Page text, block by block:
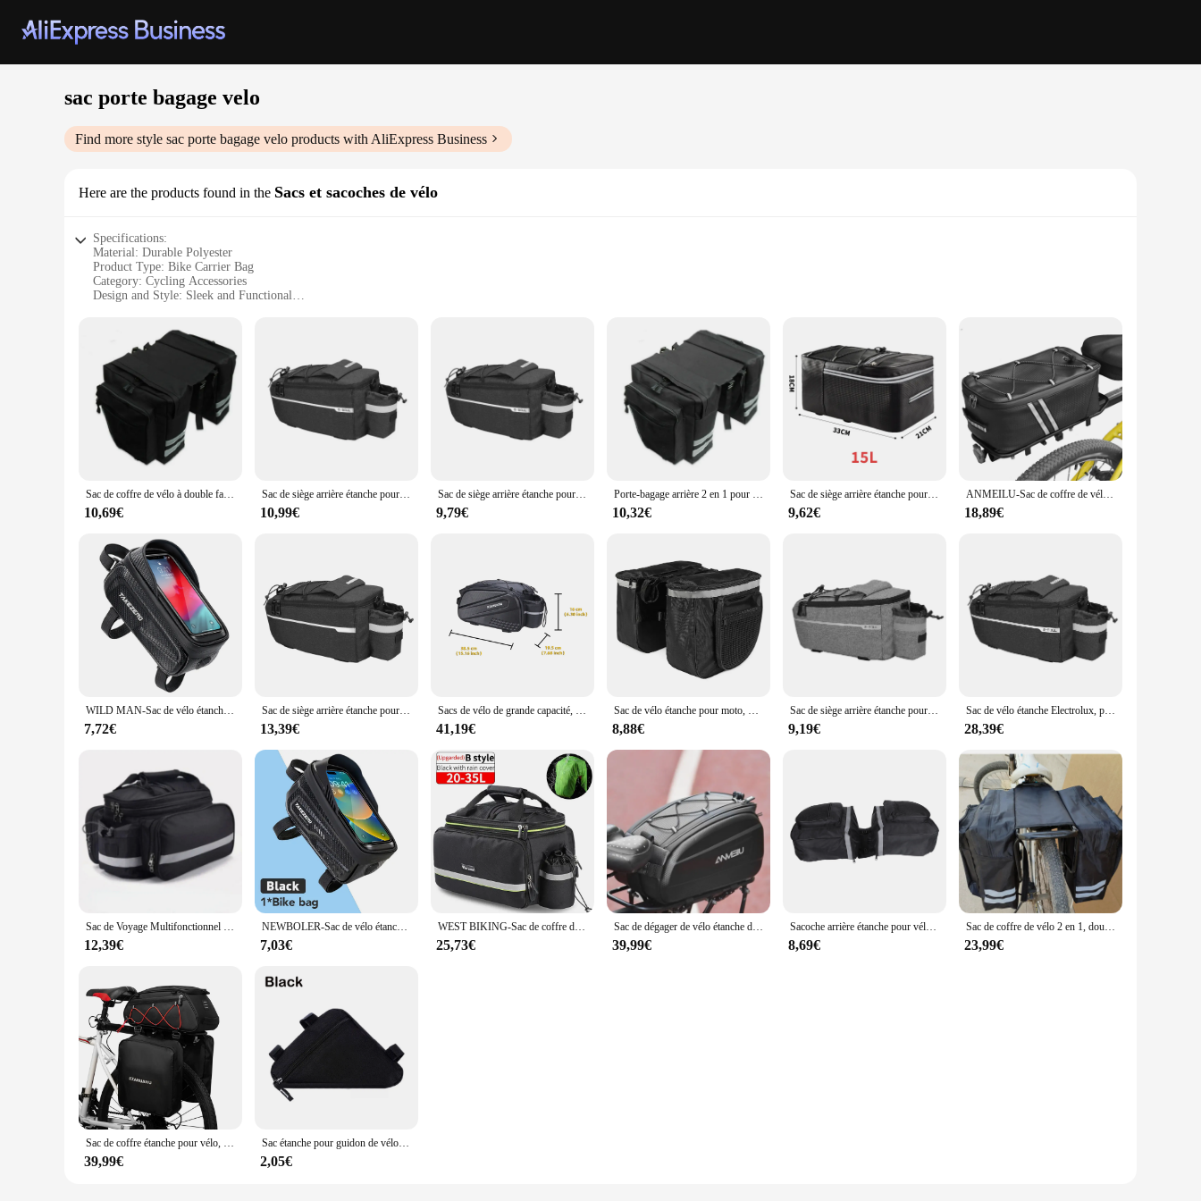
sac porte bagage velo
Find more style sac porte bagage velo products with AliExpress Business
Here are the products found in the Sacs et sacoches de vélo
Specifications:
Material: Durable Polyester
Product Type: Bike Carrier Bag
Category: Cycling Accessories
Design and Style: Sleek and Functional
Parts and Accessories: Includes Reflective Strips for Safety
Features:
|Wholesale|Vendors|
**Optimized for Cycling Enthusiasts**
The sac porte bagage velo is a must-have accessory for any cyclist looking to transport their gear with ease and style. Crafted from robust polyester, this bike carrier bag is designed to withstand the
rigors of cycling, ensuring your belongings are secure and protected. Its sleek design not only complements your bike's aesthetics but also contributes to its aerodynamic performance, minimizing wind
resistance during your rides.
Whether you're heading out for a leisurely ride or embarking on a long-distance adventure, this versatile bike carrier bag is your go-to companion. It's not just a bag; it's a solution for cyclists who
need to carry their gear without compromising on speed or comfort. The lightweight design ensures that your bike remains balanced, while the water-resistant properties keep your items dry in case of
**Safety and Visibility**
Safety is paramount when cycling, and the sac porte bagage velo doesn't disappoint. It comes equipped with reflective strips that enhance visibility during low-light conditions, ensuring you remain
visible to other road users. The bag's secure attachment system allows for easy installation and removal, while the adjustable straps ensure a snug fit on various bike frames. This bike carrier bag is not
just a functional accessory; it's an investment in your cycling safety and convenience.
Sac de coffre de vélo à double face, sacoche de siège arrière, sac de vélo durable, voyage, VTT, Electrolux, T1
10,69€
Sac de siège arrière étanche pour vélo, panier de vélo, sacs de coffre, sac à main de vélo initié, bagage de vélo, 13L, Electrolux, T1
10,99€
Sac de siège arrière étanche pour vélo, panier de vélo, sacs de coffre, sac à main de vélo initié, bagage de vélo, 13L, Electrolux, T1
9,79€
Porte-bagage arrière 2 en 1 pour vélo, sac de coffre de camouflage Double face pour bicyclette de route de montagne, Pack de sacoches de siège arrière
10,32€
Sac de siège arrière étanche pour vélo, sacs de queue de voyage, accessoires de rangement, cyclisme, VTT, cyclisme, cyclisme, Electrolux T1
9,62€
ANMEILU-Sac de coffre de vélo 7L, sacoche arrière de bicyclette, degré d'eau T1, avec housse de pluie étanche, cyclisme
18,89€
WILD MAN-Sac de vélo étanche à écran tactile 1L, sacoche de cadre avant de bicyclette, support de téléphone portable, accessoires de cyclisme
7,72€
Sac de siège arrière étanche pour vélo, panier de vélo, sacs de coffre, sac à main de vélo initié, bagage de vélo, 13L, Electrolux, T1
13,39€
Sacs de vélo de grande capacité, sac Electrolux, sac à main initié à la bagages, panier arrière de vélo, sacoche étanche, sacoches de dégager de siège
41,19€
Sac de vélo étanche pour moto, valise de queue de moto, sac de dégager, sac d'équitation latéral, accessoires de cyclisme chauds
8,88€
Sac de siège arrière étanche pour vélo, panier de vélo, sacs de coffre, sac à main de vélo initié, bagage de vélo, 13L, Electrolux, T1
9,19€
Sac de vélo étanche Electrolux, panier arrière de vélo, sacoche de coffre, sac à main de siège arrière T1, bagages de cyclisme initiés, 13L
28,39€
Sac de Voyage Multifonctionnel de Grande Capacité avec Juste de Pluie, Sacoche de Vélo Electrolux T1, 25L
12,39€
NEWBOLER-Sac de vélo étanche pour cadre avant supérieur, étui pour téléphone, rangement pour écran tactile, VTT, vélo de route, 6.5 ans
7,03€
WEST BIKING-Sac de coffre de vélo étanche 3 en 1, sacoches de dégager Electrolux, sac de vélo de route VTT, bagages de voyage de grande capacité
25,73€
Sac de dégager de vélo étanche de grande capacité, sacoche de coffre arrière de vélo, sacoches de siège arrière, bagages de montagne de route, Electrolux, Cargo, T1, 6L
39,99€
Sacoche arrière étanche pour vélo, sac double face, vélo de route de montagne, bagage Electrolux, 25L
8,69€
Sac de coffre de vélo 2 en 1, double face, arrière T1, sacoche de siège arrière de vélo, sac de vélo de route de montagne, sac de vélo Electrolux
23,99€
Sac de coffre étanche pour vélo, 3 en 1, sac de siège arrière de vélo, sac isotherme avec 2 sacs latéraux, sac à bagages de cyclisme, sac de transport, T1
39,99€
Sac étanche pour guidon de vélo, triangle en poudre, support de cadre, accessoires cyclisme
2,05€